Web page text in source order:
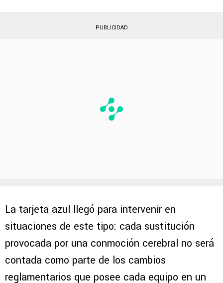
PUBLICIDAD
La tarjeta azul llegó para intervenir en
situaciones de este tipo: cada sustitución
provocada por una conmoción cerebral no será
contada como parte de los cambios
reglamentarios que posee cada equipo en un